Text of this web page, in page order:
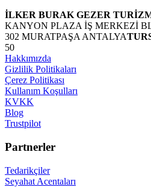
İLKER BURAK GEZER
KANYON PLAZA İŞ MERKEZİ
302 MURATPAŞA ANTALYA
50
Hakkımızda
Gizlilik Politikaları
Çerez Politikası
Kullanım Koşulları
KVKK
Blog
Trustpilot
Partnerler
Tedarikçiler
Seyahat Acentaları